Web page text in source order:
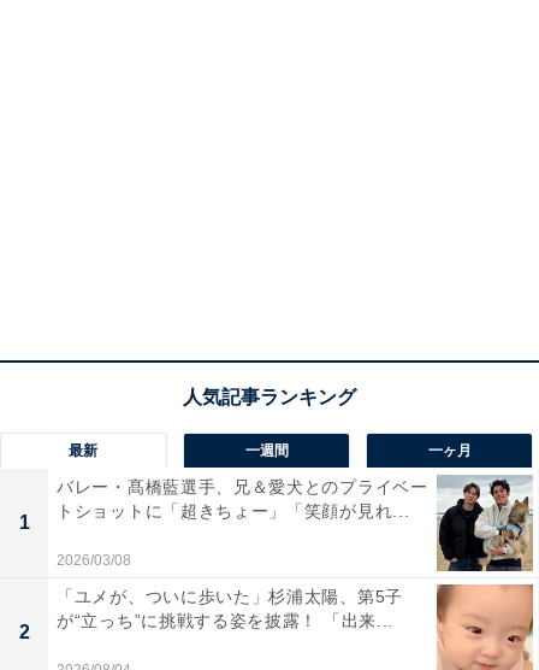
最新 一週間 一ヶ月
1
バレー・髙橋藍選手、兄＆愛犬とのプライベー
トショットに「超きちょー」「笑顔が見れ...
2026/03/08
2
「ユメが、ついに歩いた」杉浦太陽、第5子
が“立っち”に挑戦する姿を披露！ 「出来...